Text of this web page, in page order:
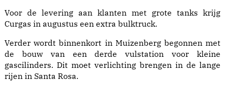
Voor de levering aan klanten met grote tanks krijg
Curgas in augustus een extra bulktruck.
Verder wordt binnenkort in Muizenberg begonnen met
de bouw van een derde vulstation voor kleine
gascilinders. Dit moet verlichting brengen in de lange
rijen in Santa Rosa.